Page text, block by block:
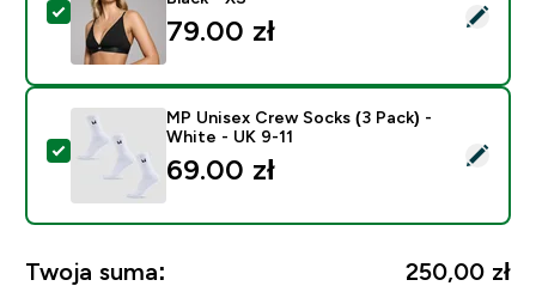
Wybierz ten produkt - MP Women's V-Neck Bralette -
79.00 zł‎
Wybierz ten produkt - MP Unisex Crew Socks (3
MP Unisex Crew Socks (3 Pack) -
White - UK 9-11
69.00 zł‎
Twoja suma: 250,00 zł‎